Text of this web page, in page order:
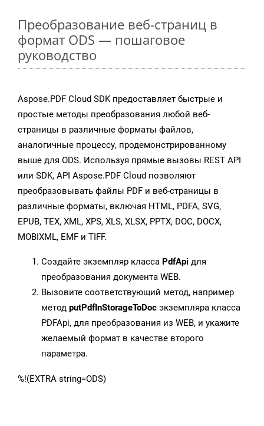
Преобразование веб-страниц в
формат ODS — пошаговое
руководство
Aspose.PDF Cloud SDK предоставляет быстрые и
простые методы преобразования любой веб-
страницы в различные форматы файлов,
аналогичные процессу, продемонстрированному
выше для ODS. Используя прямые вызовы REST API
или SDK, API Aspose.PDF Cloud позволяют
преобразовывать файлы PDF и веб-страницы в
различные форматы, включая HTML, PDFA, SVG,
EPUB, TEX, XML, XPS, XLS, XLSX, PPTX, DOC, DOCX,
MOBIXML, EMF и TIFF.
Создайте экземпляр класса PdfApi для
преобразования документа WEB.
Вызовите соответствующий метод, например
метод putPdfInStorageToDoc экземпляра класса
PDFApi, для преобразования из WEB, и укажите
желаемый формат в качестве второго
параметра.
%!(EXTRA string=ODS)